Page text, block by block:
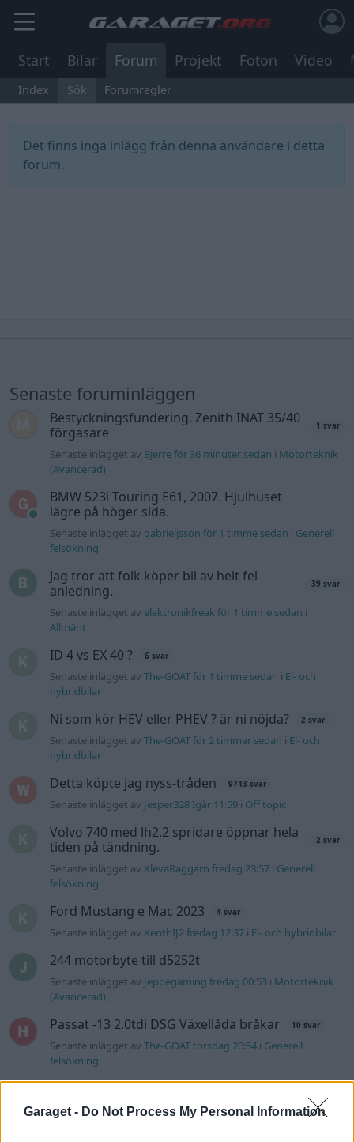
Garaget - Do Not Process My Personal Information
Start Bilar Forum Projekt Foton Video
Index Sök Forumregler
Det finns inga inlägg från denna användare i detta
forum.
Senaste foruminläggen
Bestyckningsfundering. Zenith INAT 35/40
förgasare
1 svar
Senaste inlägget av Bjerre för 36 minuter sedan i Motorteknik
(Avancerad)
BMW 523i Touring E61, 2007. Hjulhuset
lägre på höger sida.
Senaste inlägget av gabrieljsson för 1 timme sedan i Generell
felsökning
Jag tror att folk köper bil av helt fel
anledning.
39 svar
Senaste inlägget av elektronikfreak för 1 timme sedan i
Allmänt
ID 4 vs EX 40 ? 6 svar
Senaste inlägget avThe-GOAT för 1 timme sedan i El- och
hybridbilar
Ni som kör HEV eller PHEV ? är ni nöjda? 2 svar
Senaste inlägget avThe-GOAT för 2 timmar sedan i El- och
hybridbilar
Detta köpte jag nyss-tråden 9743 svar
Senaste inlägget av Jesper328 Igår 11:59 i Off topic
Volvo 740 med lh2.2 spridare öppnar hela
tiden på tändning.
2 svar
Senaste inlägget av KlevaRaggarn fredag 23:57 i Generell
felsökning
Ford Mustang e Mac 2023 4 svar
Senaste inlägget av KenthIJ2 fredag 12:37 i El- och hybridbilar
244 motorbyte till d5252t
Senaste inlägget av Jeppegaming fredag 00:53 i Motorteknik
(Avancerad)
Passat -13 2.0tdi DSG Växellåda bråkar 10 svar
Senaste inlägget avThe-GOAT torsdag 20:54 i Generell
felsökning
Vw 1956 oval prosjekt 12 svar